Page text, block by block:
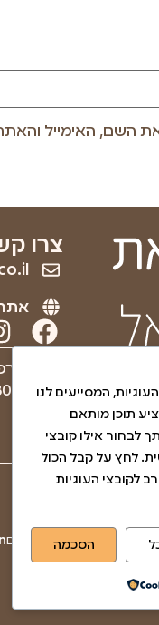
השם, האימייל
צרו
עמותה
שמורות לגליה בן-חיים
המסייעים לנו
תוכן מותאם
לבחור אילו קובצי
לחץ על קבל הכול
לקובצי העוגיות
הסכמה